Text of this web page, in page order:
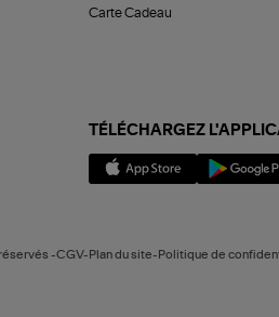
Carte Cadeau
TÉLÉCHARGEZ
-CGV-Plan du site-Politique de